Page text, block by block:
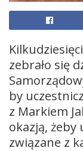
zebrało się
by
z Markiem
okazją,
związane z